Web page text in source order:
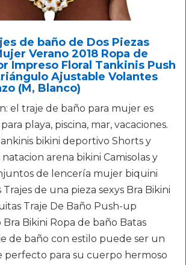
de baño de Dos Piezas
Verano 2018 Ropa de
Impreso Floral Tankinis Push
Ajustable Volantes
(M, Blanco)
el traje de baño para mujer es
playa, piscina, mar, vacaciones.
bikini deportivo Shorts y
arena bikini Camisolas y
de lencería mujer biquini
de una pieza sexys Bra Bikini
Traje De Baño Push-up
Bikini Ropa de baño Batas
de baño con estilo puede ser un
perfecto para su cuerpo hermoso